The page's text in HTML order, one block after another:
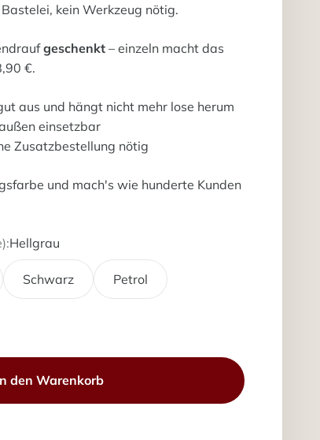
kein Werkzeug nötig.
geschenkt – einzeln macht das
€.
aus und hängt nicht mehr lose herum
einsetzbar
Zusatzbestellung nötig
und mach's wie hunderte Kunden
Hellgrau
Schwarz Petrol
den Warenkorb